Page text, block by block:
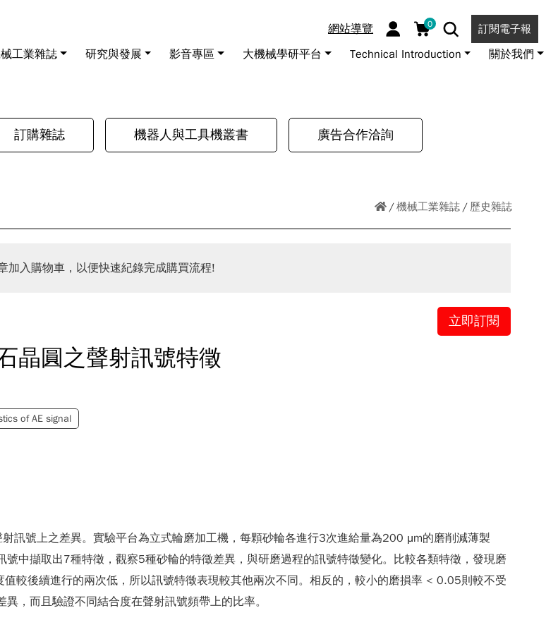
網站導覽 0 訂閱電子報
工業雜誌 研究與發展 影音專區 大機械學研平台 Technical Introduction 關於我們
訂購雜誌 機器人與工具機叢書 廣告合作洽詢
機械工業雜誌 歷史雜誌
加入購物車，以便快速紀錄完成購買流程!
立即訂閱
晶圓之聲射訊號特徵
of AE signal
訊號上之差異。實驗平台為立式輪磨加工機，每顆砂輪各進行3次進給量為200 μm的磨削減薄製
中擷取出7種特徵，觀察5種砂輪的特徵差異，與研磨過程的訊號特徵變化。比較各類特徵，發現磨
較後續進行的兩次低，所以訊號特徵表現較其他兩次不同。相反的，較小的磨損率 < 0.05則較不受
，而且驗證不同結合度在聲射訊號頻帶上的比率。